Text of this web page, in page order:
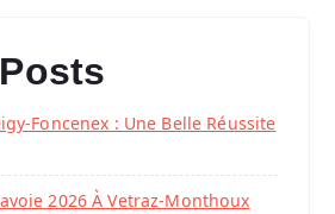
Foncenex : Une Belle Réussite
2026 À Vetraz-Monthoux